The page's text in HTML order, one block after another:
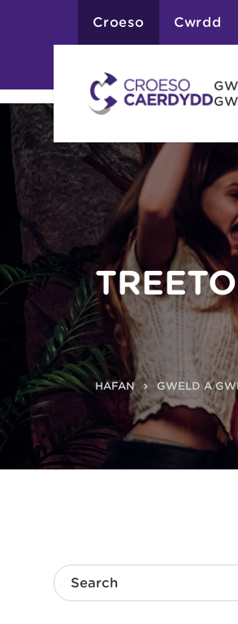
Croeso Cwrdd
HAFAN GWELD A
Search